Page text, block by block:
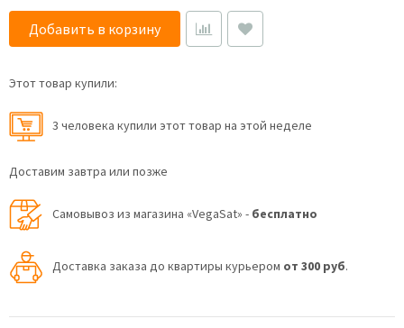
Добавить в корзину
Этот товар купили:
3 человекa купили этот товар на этой неделе
Доставим завтра или позже
Самовывоз из магазина «VegaSat» - бесплатно
Доставка заказа до квартиры курьером от 300 руб.